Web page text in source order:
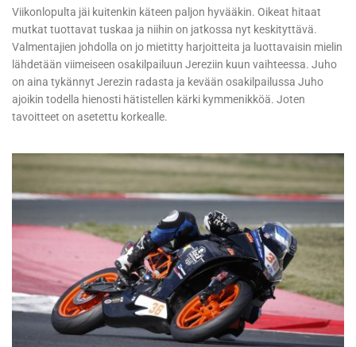
Viikonlopulta jäi kuitenkin käteen paljon hyvääkin. Oikeat hitaat
mutkat tuottavat tuskaa ja niihin on jatkossa nyt keskityttävä.
Valmentajien johdolla on jo mietitty harjoitteita ja luottavaisin mielin
lähdetään viimeiseen osakilpailuun Jereziin kuun vaihteessa. Juho
on aina tykännyt Jerezin radasta ja kevään osakilpailussa Juho
ajoikin todella hienosti hätistellen kärki kymmenikköä. Joten
tavoitteet on asetettu korkealle.